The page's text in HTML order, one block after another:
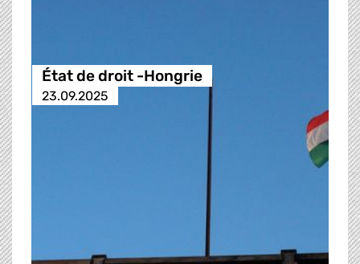
État de droit -Hongrie
23.09.2025